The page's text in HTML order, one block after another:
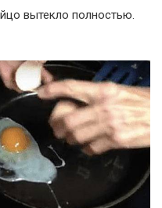
вытекло полностью.